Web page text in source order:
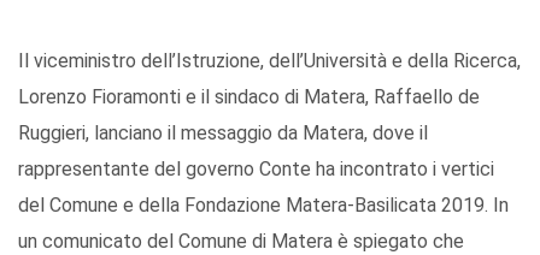
Il viceministro dell’Istruzione, dell’Università e della Ricerca,
Lorenzo Fioramonti e il sindaco di Matera, Raffaello de
Ruggieri, lanciano il messaggio da Matera, dove il
rappresentante del governo Conte ha incontrato i vertici
del Comune e della Fondazione Matera-Basilicata 2019. In
un comunicato del Comune di Matera è spiegato che